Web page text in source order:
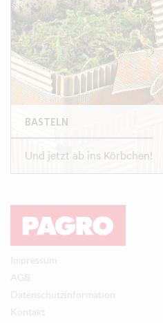
BASTELN
Und jetzt ab ins Körbchen!
Impressum
AGB
Datenschutzinformation
Kontakt